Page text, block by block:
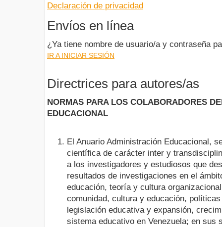
Declaración de privacidad
Envíos en línea
¿Ya tiene nombre de usuario/a y contraseña
IR A INICIAR SESIÓN
Directrices para autores/as
NORMAS PARA LOS COLABORADORES
EDUCACIONAL
El Anuario Administración Educacional,
científica de carácter inter y
a los investigadores y estudiosos que
resultados de investigaciones en el
educación, teoría y cultura
comunidad, cultura y educación,
legislación educativa y expansión,
sistema educativo en Venezuela; en sus